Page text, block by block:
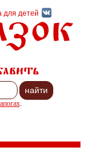
для детей
.